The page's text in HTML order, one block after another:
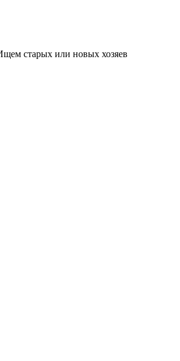
старых или новых хозяев